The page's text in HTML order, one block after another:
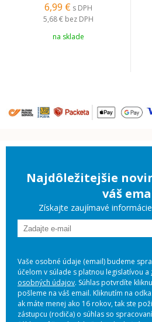
6,99 € s DPH
5,68 € bez DPH
na sklade
Najdôležitejšie
váš
Získajte zaujímavé
Vaše osobné údaje (email) budeme
účelom v súlade s platnou legislatívou a
osobných údajov. Súhlas potvrdíte
pošleme na váš email. Kliknutím na
ak máte menej ako 16 rokov, tak ste
zástupcu (rodiča) o súhlas so